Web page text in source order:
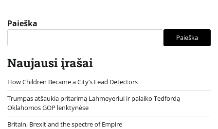
Paieška
Paieška
Naujausi įrašai
How Children Became a City’s Lead Detectors
Trumpas atšaukia pritarimą Lahmeyeriui ir palaiko Tedfordą
Oklahomos GOP lenktynėse
Britain, Brexit and the spectre of Empire